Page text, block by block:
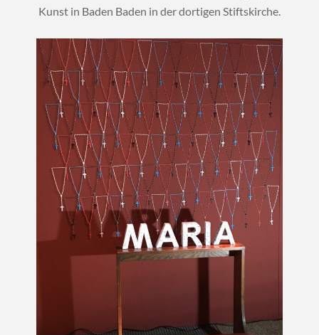
Kunst in Baden Baden in der dortigen Stiftskirche.